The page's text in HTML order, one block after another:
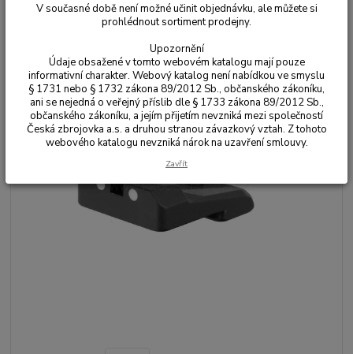
V současné době není možné učinit objednávku, ale můžete si
prohlédnout sortiment prodejny.
Upozornění
Údaje obsažené v tomto webovém katalogu mají pouze
informativní charakter. Webový katalog není nabídkou ve smyslu
§ 1731 nebo § 1732 zákona 89/2012 Sb., občanského zákoníku,
ani se nejedná o veřejný příslib dle § 1733 zákona 89/2012 Sb.,
občanského zákoníku, a jejím přijetím nevzniká mezi společností
Česká zbrojovka a.s. a druhou stranou závazkový vztah. Z tohoto
webového katalogu nevzniká nárok na uzavření smlouvy.
Zavřít